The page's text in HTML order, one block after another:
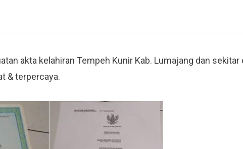
akta kelahiran Tempeh Kunir Kab. Lumajang dan sekitar
& terpercaya.